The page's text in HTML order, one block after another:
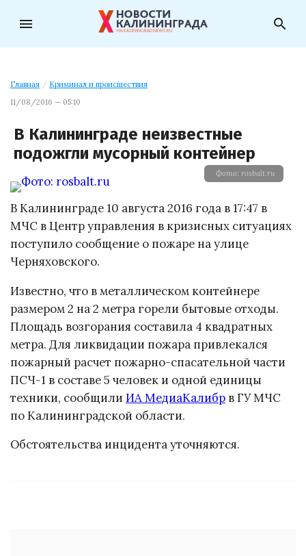
menu search
Главная / Криминал и происшествия
11/08/2016 — 05:10
В Калининграде неизвестные
подожгли мусорный контейнер
Фото: rosbalt.ru
В Калининграде 10 августа 2016 года в 17:47 в
МЧС в Центр управления в кризисных ситуациях
поступило сообщение о пожаре на улице
Черняховского.
Известно, что в металлическом контейнере
размером 2 на 2 метра горели бытовые отходы.
Площадь возгорания составила 4 квадратных
метра. Для ликвидации пожара привлекался
пожарный расчет пожарно-спасательной части
ПСЧ-1 в составе 5 человек и одной единицы
техники, сообщили ИА МедиаКалибр в ГУ МЧС
по Калининградской области.
Обстоятельства инцидента уточняются.